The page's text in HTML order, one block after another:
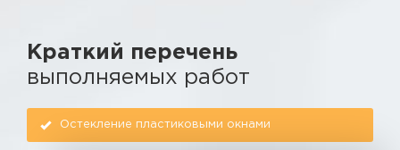
Краткий перечень
выполняемых работ
Остекление пластиковыми окнами